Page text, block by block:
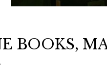
BOOKS,